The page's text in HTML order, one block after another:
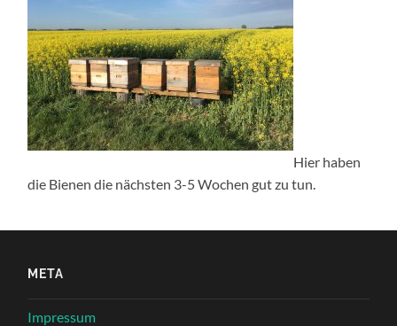
Hier haben
die Bienen die nächsten 3-5 Wochen gut zu tun.
META
Impressum